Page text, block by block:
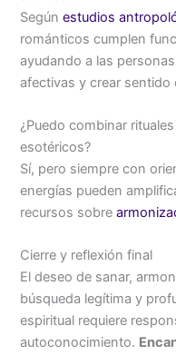
Segúnestudios
románticos cumplen
ayudando a las
afectivas y crear
¿Puedo combinar
esotéricos?
Sí, pero siempre con
energías pueden
recursos sobre
Cierre y reflexión final
El deseo de sanar,
búsqueda legítima y
espiritual requiere
autoconocimiento.